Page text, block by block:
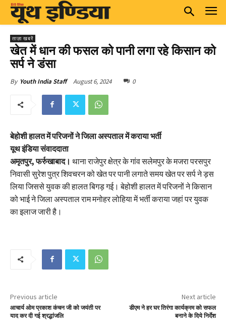
ताज़ा खबरें
खेत में धान की फसल को पानी लगा रहे किसान को
सर्प ने डंसा
By Youth India Staff August 6, 2024 0
बेहोशी हालत में परिजनों ने जिला अस्पताल में कराया भर्ती
यूथ इंडिया संवाददाता
अमृतपुर, फर्रुखाबाद। थाना राजेपुर क्षेत्र के गांव सलेमपुर के मजरा परसपुर
निवासी सुरेश पुत्र शिवचरन को खेत पर पानी लगाते समय खेत पर सर्प ने ड़स
लिया जिससे युवक की हालत बिगड़ गई। बेहोशी हालत में परिजनों ने किसान
को भाई ने जिला अस्पताल राम मनोहर लोहिया में भर्ती कराया जहां पर युवक
का इलाज जारी है।
Previous article
आचार्य ओम प्रकाश कंचन जी को जयंती पर
याद कर दी गई श्रद्धांजलि
Next article
डीएम ने हर घर तिरंगा कार्यक्रम को सफल
बनाने के दिये निर्देश